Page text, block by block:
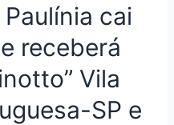
cai
receberá
Vila
SP e